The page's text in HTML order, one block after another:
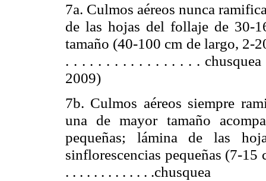
7a. Culmos aéreos nunca
de las hojas del follaje de 30-
tamaño (40-100 cm de largo, 2-
. . . . . . . . . . . . . . . . . chusquea
2009)
7b. Culmos aéreos siempre
una de mayor tamaño
pequeñas; lámina de las
sinflorescencias pequeñas (7-15
. . . . . . . . . . . . .chusquea